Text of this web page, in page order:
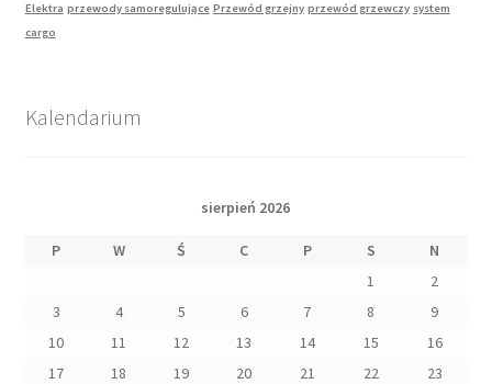
Elektra przewody samoregulujące Przewód grzejny przewód grzewczy system
cargo
Kalendarium
sierpień 2026
P W Ś C P S
N
1
2
3
4 5 6 7 8
9
10
11 12 13 14 15
16
17
18 19 20 21 22
23